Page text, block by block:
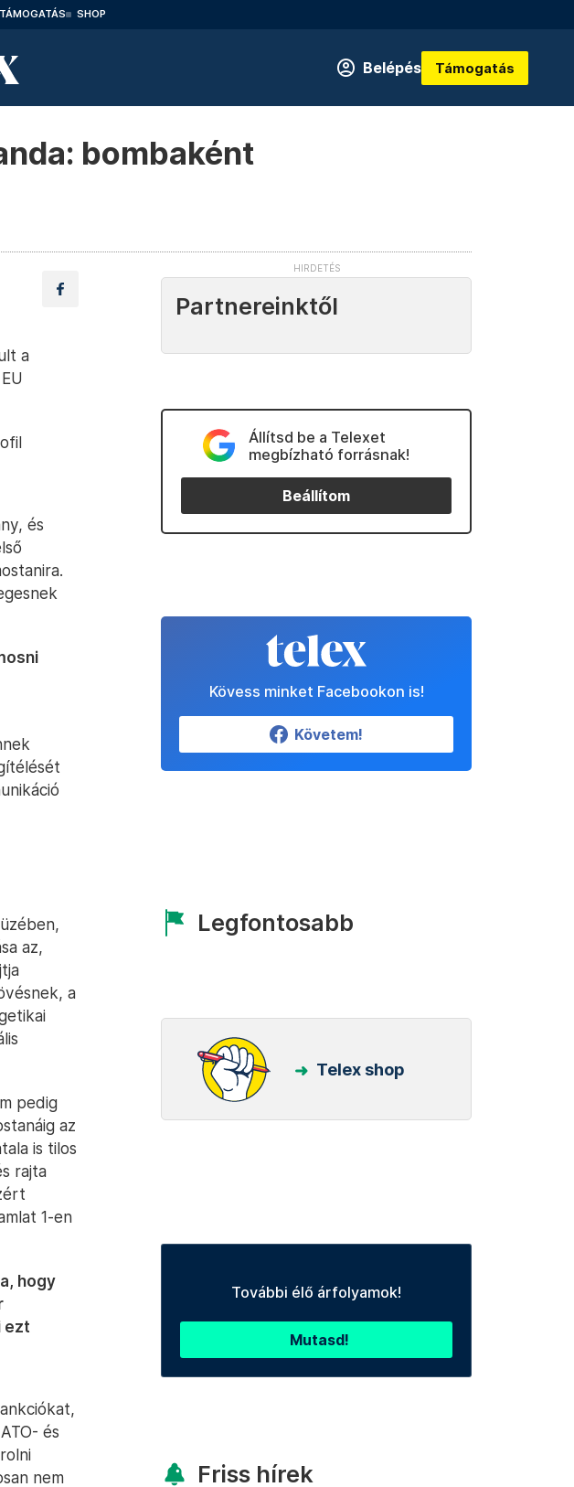
TÁMOGATÁS SHOP
Belépés Támogatás
bombaként
a
és
az,
a
pedig
az
is tilos
rajta
1-en
hogy
ezt
és
nem
Partnereinktől
Állítsd be a Telexet
megbízható forrásnak!
Beállítom
Kövess minket Facebookon is!
Követem!
Legfontosabb
Telex shop
További élő árfolyamok!
Mutasd!
Friss hírek